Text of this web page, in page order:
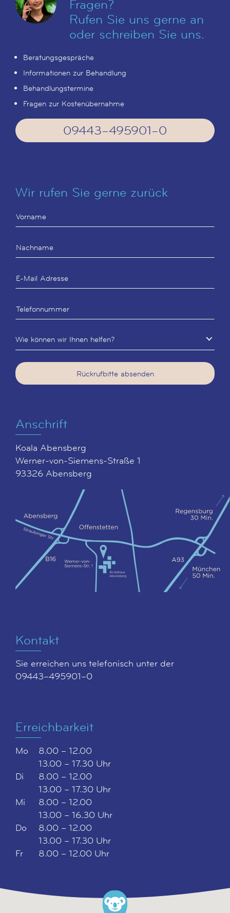
Fragen?
Rufen Sie uns gerne an
oder schreiben Sie uns.
Beratungsgespräche
Informationen zur Behandlung
Behandlungstermine
Fragen zur Kostenübernahme
09443–495901–0
Wir rufen Sie gerne zurück
Wie können wir Ihnen helfen?
Rückrufbitte absenden
Anschrift
Koala Abensberg
Werner-von-Siemens-Straße 1
93326 Abensberg
Kontakt
Sie erreichen uns telefonisch unter der
09443–495901–0
Erreichbarkeit
Mo
8.00 – 12.00
13.00 – 17.30 Uhr
Di
8.00 – 12.00
13.00 – 17.30 Uhr
Mi
8.00 – 12.00
13.00 – 16.30 Uhr
Do
8.00 – 12.00
13.00 – 17.30 Uhr
Fr
8.00 – 12.00 Uhr